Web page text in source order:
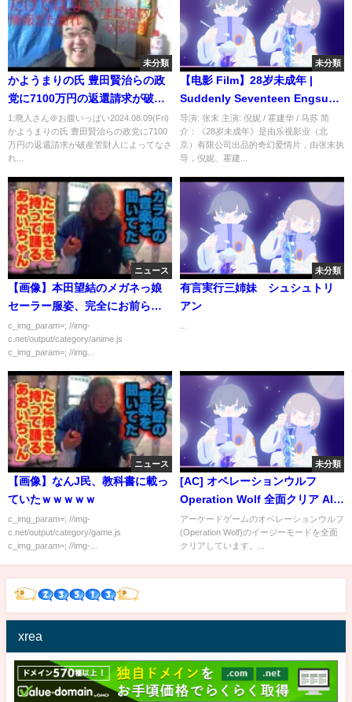
未分類
かようまりの氏 豊田賢治らの政
党に7100万円の返還請求が破産
管財人によってなされる！一
方、親友の山中裕はドバイへの
記事について
1:廃人さん＠お腹いっぱい2024.08.09(Fri)
かようまりの氏 豊田賢治らの政党に7100
万円の返還請求が破産管財人によってなさ
れ...
未分類
【电影 Film】28岁未成年 |
Suddenly Seventeen Engsub
（倪妮 Ni Ni,霍建华 Wallace
Huo,马苏 Su Ma）
导演: 张末 主演: 倪妮 / 霍建华 / 马苏 简
介：《28岁未成年》是由乐视影业（北
京）有限公司出品的奇幻爱情片，由张末执
导，倪妮、霍建...
ニュース
【画像】本田望結のメガネっ娘
セーラー服姿、完全にお前ら好
みｗｗｗｗｗ
c_img_param=; //img-
c.net/output/category/anime.js
c_img_param=; //img...
未分類
有言実行三姉妹 シュシュトリ
アン
ニュース
【画像】なんJ民、教科書に載っ
ていたｗｗｗｗｗ
c_img_param=; //img-
c.net/output/category/game.js
c_img_param=; //img-...
未分類
[AC] オペレーションウルフ
Operation Wolf 全面クリア All
Clear Easy Mode
アーケードゲームのオペレーションウルフ
(Operation Wolf)のイージーモードを全面
クリアしています。...
xrea